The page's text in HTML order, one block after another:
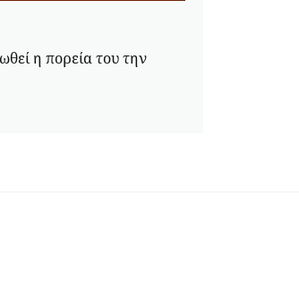
η πορεία του την